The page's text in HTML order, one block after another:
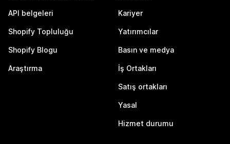
API belgeleri
Shopify Topluluğu
Shopify Blogu
Araştırma
Kariyer
Yatırımcılar
Basın ve medya
İş Ortakları
Satış ortakları
Yasal
Hizmet durumu